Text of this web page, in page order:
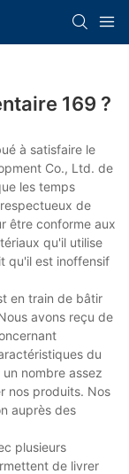
169 ?
à satisfaire le
Co., Ltd. de
les temps
de
être conforme aux
qu'il utilise
qu'il est inoffensif
en train de bâtir
avons reçu de
du
nombre assez
nos produits. Nos
auprès des
plusieurs
de livrer